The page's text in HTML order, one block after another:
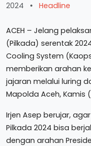
2024
• Headline
ACEH – Jelang
(Pilkada) serentak
Cooling System
memberikan arahan
jajaran melalui luring
Mapolda Aceh, Kamis
Irjen Asep berujar,
Pilkada 2024 bisa
dengan arahan